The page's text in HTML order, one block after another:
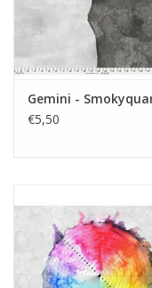
Gemini -
€5,50